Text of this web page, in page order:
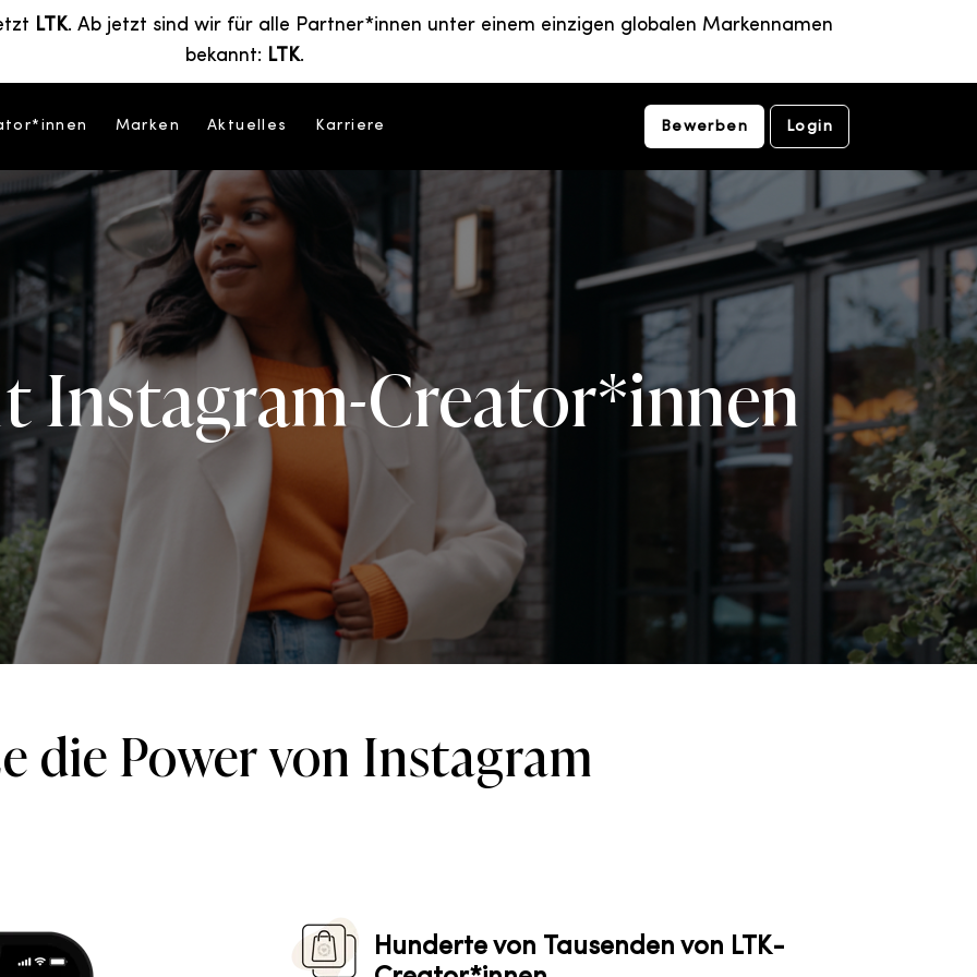
LTK. Ab jetzt sind wir für alle Partner*innen unter einem einzigen globalen Markennamen
bekannt: LTK.
Marken Aktuelles Karriere Bewerben Login
Instagram-Creator*innen
die Power von Instagram
Hunderte von Tausenden von LTK-